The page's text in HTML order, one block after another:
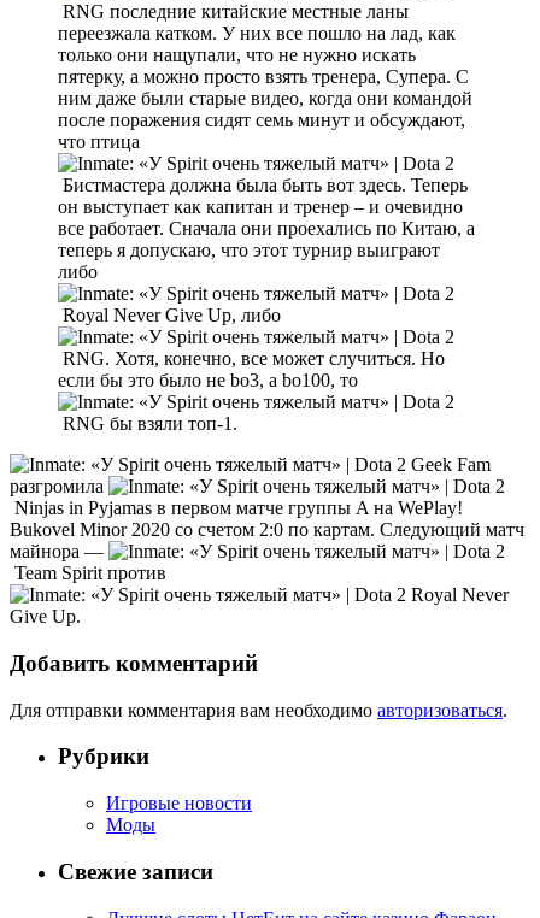
RNG последние китайские местные ланы
переезжала катком. У них все пошло на лад, как
только они нащупали, что не нужно искать
пятерку, а можно просто взять тренера, Супера. С
ним даже были старые видео, когда они командой
после поражения сидят семь минут и обсуждают,
что птица
Бистмастера должна была быть вот здесь. Теперь
он выступает как капитан и тренер – и очевидно
все работает. Сначала они проехались по Китаю, а
теперь я допускаю, что этот турнир выиграют
либо
Royal Never Give Up, либо
RNG. Хотя, конечно, все может случиться. Но
если бы это было не bo3, а bo100, то
RNG бы взяли топ-1.
Geek Fam
разгромила
Ninjas in Pyjamas в первом матче группы A на WePlay!
Bukovel Minor 2020 со счетом 2:0 по картам. Следующий матч
майнора —
Team Spirit против
Royal Never
Give Up.
Добавить комментарий
Для отправки комментария вам необходимо авторизоваться.
Рубрики
Игровые новости
Моды
Свежие записи